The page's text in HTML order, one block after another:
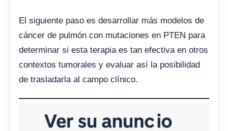
El siguiente paso es desarrollar más modelos de
cáncer de pulmón con mutaciones en PTEN para
determinar si esta terapia es tan efectiva en otros
contextos tumorales y evaluar así la posibilidad
de trasladarla al campo clínico.